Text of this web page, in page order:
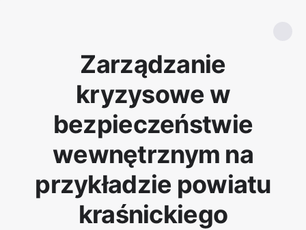
Zarządzanie
kryzysowe w
bezpieczeństwie
wewnętrznym na
przykładzie powiatu
kraśnickiego